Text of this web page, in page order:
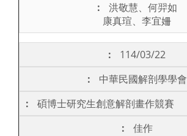
洪敬慧、何羿如
康真瑄、李宜姍
114/03/22
中華民國解剖學學會
碩博士研究生創意解剖畫作競賽
佳作